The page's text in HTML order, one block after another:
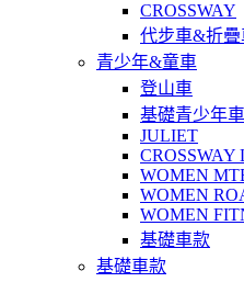
CROSSWAY
代步車&折疊
青少年&童車
登山車
基礎青少年
JULIET
CROSSWAY
WOMEN
WOMEN
WOMEN
基礎車款
基礎車款